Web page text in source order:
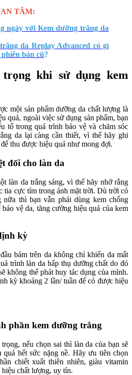
TÂM:
ngày với Kem dưỡng trắng da
da Replay Advanced có gì
bản cũ?
khi sử dụng kem
một sản phẩm dưỡng da chất lượng là
quả, ngoài việc sử dụng sản phẩm, bạn
tố trong quá trình bảo vệ và chăm sóc
da lại càng cần thiết, vì thế hãy ghi
thu được hiệu quả như mong đợi.
đối cho làn da
làn da trắng sáng, vì thế hãy nhớ rằng
tia cực tím trong ánh mặt trời. Dù trời có
nữa thì bạn vẫn phải dùng kem chống
vệ da, tăng cường hiệu quả của kem
kỳ
bám trên da không chỉ khiến da mất
trình làn da hấp thụ dưỡng chất do đó
không thể phát huy tác dụng của mình.
kỳ khoảng 2 lần/ tuần để có được hiệu
phần kem dưỡng trắng
nếu chọn sai thì làn da của bạn sẽ
quả hết sức nặng nề. Hãy ưu tiên chọn
chiết xuất thiên nhiên, giàu vitamin
chất lượng, uy tín.